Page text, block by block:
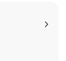
각적으로 디자인
기가 담긴 음원을